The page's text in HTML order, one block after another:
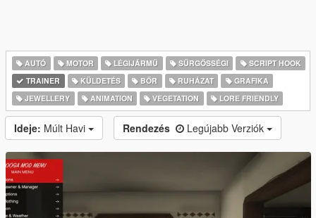
AUTÓ MOTOR LÉGIJÁRMŰ SŰRGŐSSÉGI
SCRIPT HOOK
TRAINER
KÜLDETÉS BŐR RUHÁZAT
GRAFIKA
JEWELLERY
ANIMATION VEGETATION LORE FRIENDLY
Ideje: Múlt Havi Rendezés Legújabb Verziók